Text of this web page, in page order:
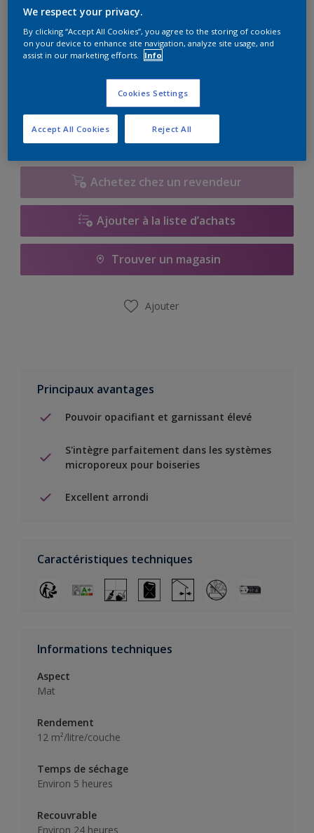
Format
Achetez chez un revendeur
Ajouter à la liste d’achats
Trouver un magasin
Ajouter
Principaux avantages
Pouvoir opacifiant et garnissant élevé
S'intègre parfaitement dans les systèmes
microporeux pour boiseries
Excellent arrondi
Caractéristiques techniques
Informations techniques
Aspect
Mat
Rendement
12 m²/litre/couche
Temps de séchage
Environ 5 heures
Recouvrable
Environ 24 heures
We respect your privacy.
By clicking “Accept All Cookies”, you agree to the storing of cookies
on your device to enhance site navigation, analyze site usage, and
assist in our marketing efforts.
Info
Cookies Settings
Reject All
Accept All Cookies